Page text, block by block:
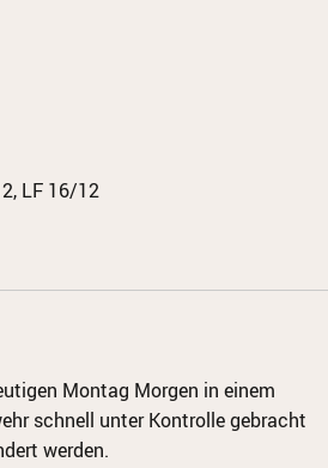
LF 16/12
Montag Morgen in einem
schnell unter Kontrolle gebracht
werden.